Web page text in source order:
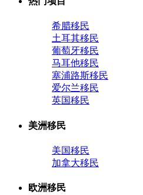
希腊移民
土耳其移民
葡萄牙移民
马耳他移民
塞浦路斯移民
爱尔兰移民
英国移民
美洲移民
美国移民
加拿大移民
欧洲移民